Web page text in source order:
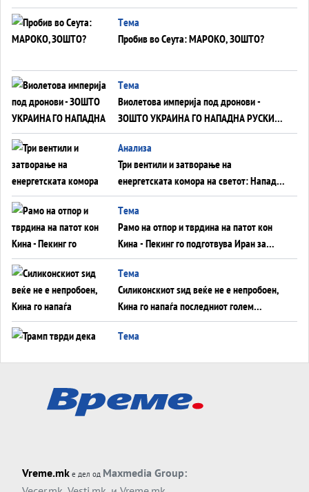
Германија до Црното Море...
Tема
Пробив во Сеута: МАРОКО, ЗОШТО?
Tема
Виолетова империја под дронови -
ЗОШТО УКРАИНА ГО НАПАДНА РУСКИОТ
WILDBERRIES
Aнализа
Три вентили и затворање на
енергетската комора на светот: Нападот
во Суец најавува глобален енергетски
инфаркт?
Tема
Рамо на отпор и тврдина на патот кон
Кина - Пекинг го подготвува Иран за
американска копнена инвазија
Tема
Силиконскиот ѕид веќе не е непробоен,
Кина го напаѓа последниот голем
монопол на Западот?
Tема
Tема
ДЛАБОКО УДОЛУ: Сметководствените
АТОМСКО ДОМИНО НА БЛИСКИОТ
Vreme.mk е дел од Maxmedia Group: